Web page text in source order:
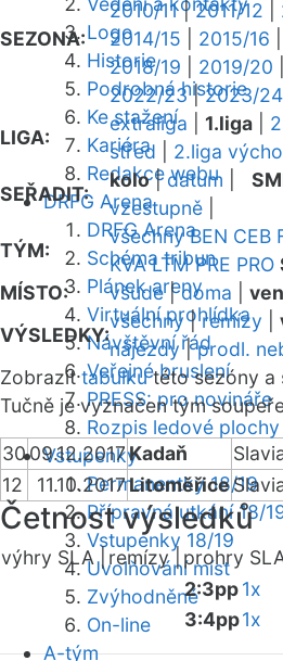
Logo
Historie
Podrobná historie
Ke stažení
Kariéra
Redakce webu
DRFG Arena
DRFG Arena
Schéma tribun
Plánek areny
Virtuální prohlídka
Návštěvní řád
Veřejné bruslení
PRESS: pro novináře
Rozpis ledové plochy
Vstupenky
Permanentky 18/19
Přípravná utkání 18/
Vstupenky 18/19
Uvolňování míst
Zvýhodněné
On-line
A-tým
SEZONA:
2010/11|2011/12
2014/15
2015/16
2018/19
2019/20
2022/23|2023/24
LIGA:
extraliga 1.liga
střed
2.liga
SEŘADIT:
kolo|datum
vzestupně
TÝM:
všechny BEN CEB
KVA LTM PRE PRO
MÍSTO:
všude|doma
VÝSLEDKY:
všechny|remízy
nájezdy|prodl.
Zobrazittabulkutéto sezóny a
Tučně je vyznačen tým
3009.12.2017Kadaň
12
11.10.2017Litoměřice
Četnost výsledků
výhry SLA | remízy | prohry
2:3pp1x
3:4pp1x